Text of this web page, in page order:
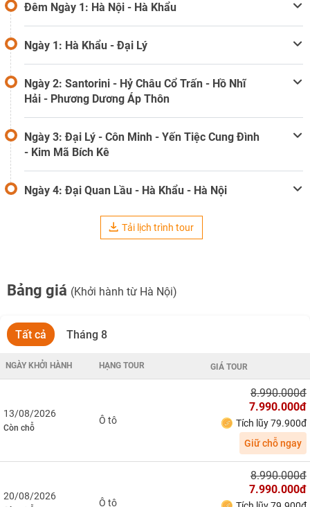
Đêm Ngày 1: Hà Nội - Hà Khẩu
Ngày 1: Hà Khẩu - Đại Lý
Ngày 2: Santorini - Hỷ Châu Cổ Trấn - Hồ Nhĩ
Hải - Phương Dương Áp Thôn
Ngày 3: Đại Lý - Côn Minh - Yến Tiệc Cung Đình
- Kim Mã Bích Kê
Ngày 4: Đại Quan Lầu - Hà Khẩu - Hà Nội
Tải lịch trình tour
Bảng giá (Khởi hành từ Hà Nội)
Tất cả Tháng 8
NGÀY KHỞI HÀNH HẠNG TOUR GIÁ TOUR
13/08/2026
Còn chỗ
Ô tô
8.990.000đ
7.990.000đ
Tích lũy 79.900đ
Giữ chỗ ngay
20/08/2026
Ô tô
8.990.000đ
7.990.000đ